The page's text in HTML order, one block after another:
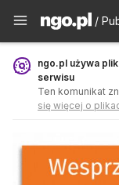
/
ngo.pl używa
serwisu
Ten komunikat
się więcej o